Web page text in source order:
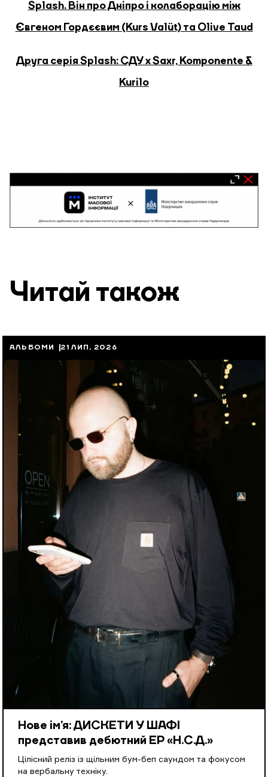
Splash. Він про Дніпро і колаборацію між
Євгеном Гордєєвим (Kurs Valüt) та Olive Taud
Друга серія Splash: СДУ х Saxr, Komponente &
Kurilo
Читай також
АЛЬБОМИ 21 ЛИП, 2026
Нове ім’я: ДИСКЕТИ У ШАФІ
представив дебютний EP «Н.С.Д.»
Цілісний реліз із щільним бум-беп саундом та фокусом
на вербальну техніку.